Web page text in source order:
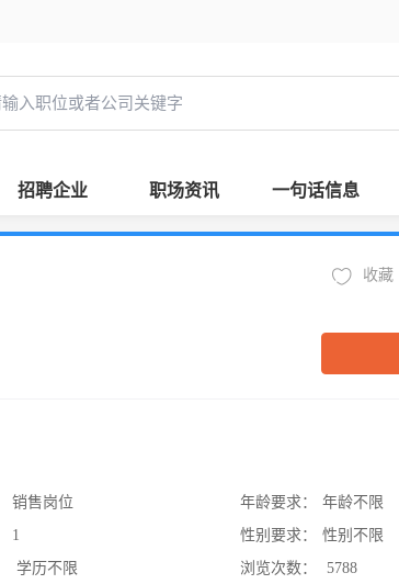
招聘企业 职场资讯 一句话信息
收藏
销售岗位
1
学历不限
年龄要求：
年龄不限
性别要求：
性别不限
浏览次数：
5788